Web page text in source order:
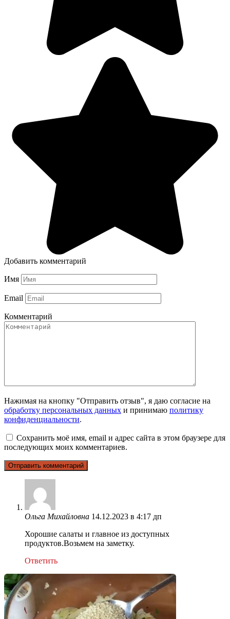
Добавить комментарий
Имя
Email
Комментарий
Нажимая на кнопку "Отправить отзыв", я даю согласие на
обработку персональных данных и принимаю политику
конфиденциальности.
Сохранить моё имя, email и адрес сайта в этом браузере для
последующих моих комментариев.
Ольга Михайловна 14.12.2023 в 4:17 дп
Хорошие салаты и главное из доступных
продуктов.Возьмем на заметку.
Ответить